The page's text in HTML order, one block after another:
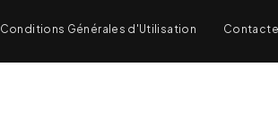
Conditions Générales d'Utilisation